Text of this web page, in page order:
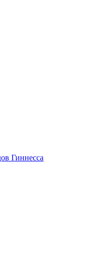
Гиннесса